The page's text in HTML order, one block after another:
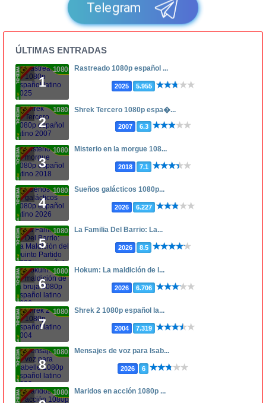
Telegram
ÚLTIMAS ENTRADAS
1
1080p Rastreado 1080p español ...
2025 5.955
2
1080p Shrek Tercero 1080p espa�...
2007 6.3
3
1080p Misterio en la morgue 108...
2018 7.1
4
1080p Sueños galácticos 1080p...
2026 6.227
5
1080p La Familia Del Barrio: La...
2026 8.5
6
1080p Hokum: La maldición de l...
2026 6.706
7
1080p Shrek 2 1080p español la...
2004 7.319
8
1080p Mensajes de voz para Isab...
2026 6
1080p Maridos en acción 1080p ...